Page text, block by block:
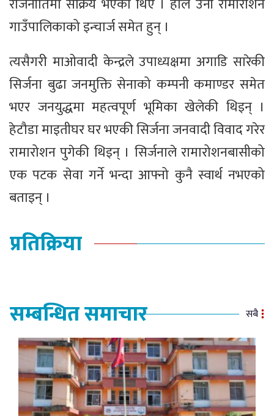
राजनीतिमा सक्रिय भएका थिए । हाल उनी रामारोशन
गाउँपालिकाको इन्चार्ज समेत हुन् ।
त्यसैगरी माओवादी केन्द्रले उपाध्यक्षमा अगाडि सारेकी
सिर्जना बुढा जनमुक्ति सेनाको कम्पनी कमाण्डर समेत
भएर जनयुद्धमा महत्वपूर्ण भूमिका खेलेकी थिइन् ।
हेटौडा माइतीघर घर भएकी सिर्जना जनवादी विवाद गरेर
रामारोशन पुगेकी थिइन् । सिर्जनाले रामारोशनबासीको
एक पटक सेवा गर्ने भन्दा आफ्नो कुनै स्वार्थ नभएको
बताइन् ।
प्रतिक्रिया
सम्बन्धित समाचार सबै